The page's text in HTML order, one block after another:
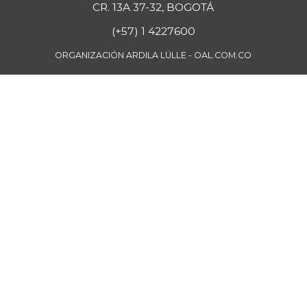
CR. 13A 37-32, BOGOTÁ
(+57) 1 4227600
ORGANIZACIÓN ARDILA LÜLLE - OAL.COM.CO